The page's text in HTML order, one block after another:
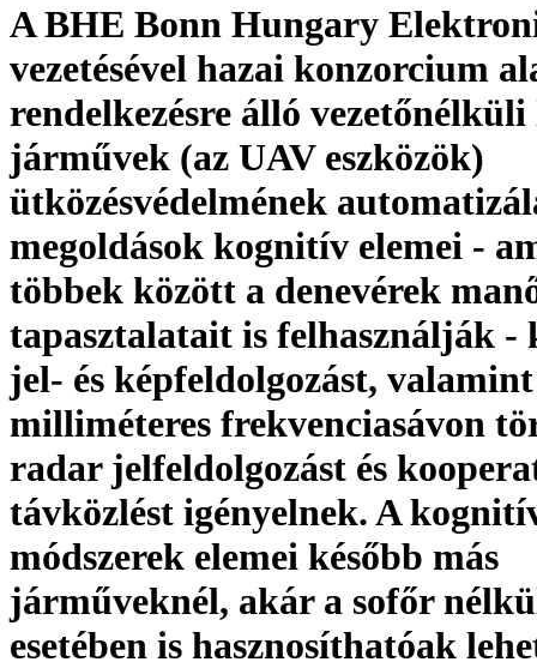
A BHE Bonn Hungary
vezetésével hazai konzorcium
rendelkezésre álló vezetőnélküli
járművek (az UAV eszközök)
ütközésvédelmének
megoldások kognitív elemei -
többek között a denevérek
tapasztalatait is felhasználják -
jel- és képfeldolgozást, valamint
milliméteres frekvenciasávon
radar jelfeldolgozást és
távközlést igényelnek. A
módszerek elemei később más
járműveknél, akár a sofőr
esetében is hasznosíthatóak